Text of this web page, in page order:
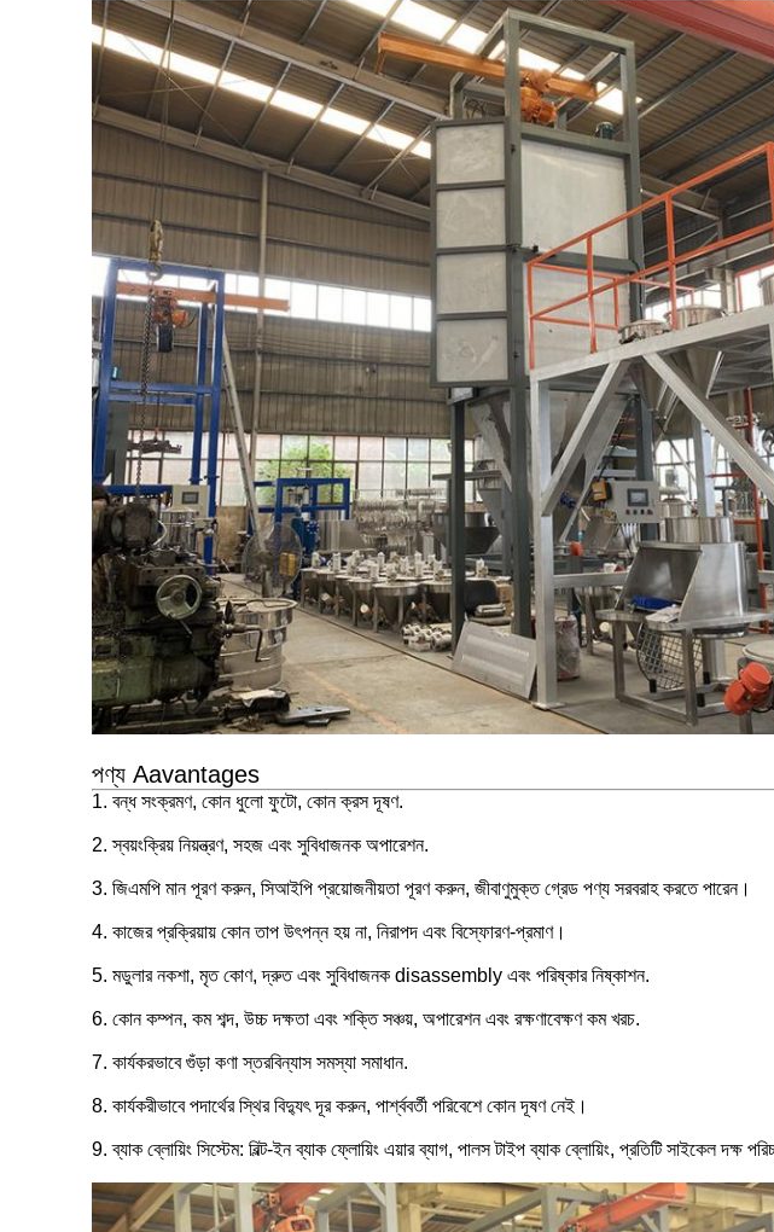
পণ্য Aavantages
1. বন্ধ সংক্রমণ, কোন ধুলো ফুটো, কোন ক্রস দূষণ.
2. স্বয়ংক্রিয় নিয়ন্ত্রণ, সহজ এবং সুবিধাজনক অপারেশন.
3. জিএমপি মান পূরণ করুন, সিআইপি প্রয়োজনীয়তা পূরণ করুন, জীবাণুমুক্ত গ্রেড পণ্য সরবরাহ করতে পারেন।
4. কাজের প্রক্রিয়ায় কোন তাপ উৎপন্ন হয় না, নিরাপদ এবং বিস্ফোরণ-প্রমাণ।
5. মডুলার নকশা, মৃত কোণ, দ্রুত এবং সুবিধাজনক disassembly এবং পরিষ্কার নিষ্কাশন.
6. কোন কম্পন, কম শব্দ, উচ্চ দক্ষতা এবং শক্তি সঞ্চয়, অপারেশন এবং রক্ষণাবেক্ষণ কম খরচ.
7. কার্যকরভাবে গুঁড়া কণা স্তরবিন্যাস সমস্যা সমাধান.
8. কার্যকরীভাবে পদার্থের স্থির বিদ্যুৎ দূর করুন, পার্শ্ববর্তী পরিবেশে কোন দূষণ নেই।
9. ব্যাক ব্লোয়িং সিস্টেম: বিল্ট-ইন ব্যাক ফ্লোয়িং এয়ার ব্যাগ, পালস টাইপ ব্যাক ব্লোয়িং, প্রতিটি সাইকেল দক্ষ